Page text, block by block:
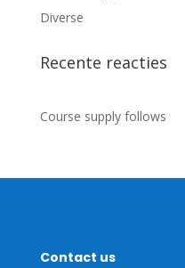
Diverse
Recente reacties
Course supply follows
Contact us